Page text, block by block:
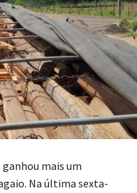
mais um
Na última sexta-